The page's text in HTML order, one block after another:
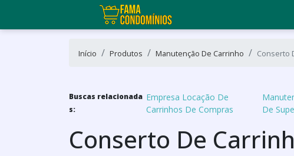
Início Produtos Manutenção De Carrinho Conserto
Buscas relacionada
s:
Empresa Locação De
Carrinhos De Compras
De
Conserto De